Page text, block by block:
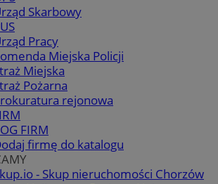
Skarbowy
Pracy
Miejska Policji
Miejska
Pożarna
rejonowa
FIRM
firmę do katalogu
- Skup nieruchomości Chorzów